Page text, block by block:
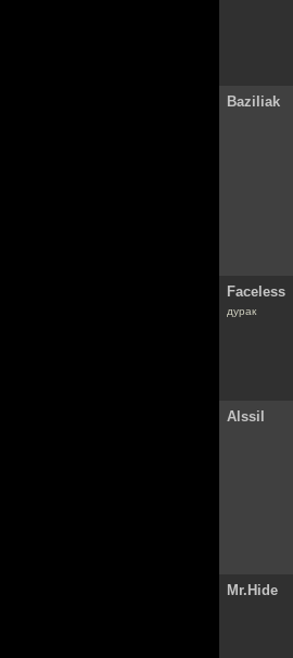
Baziliak
Faceless
дурак
Alssil
Mr.Hide